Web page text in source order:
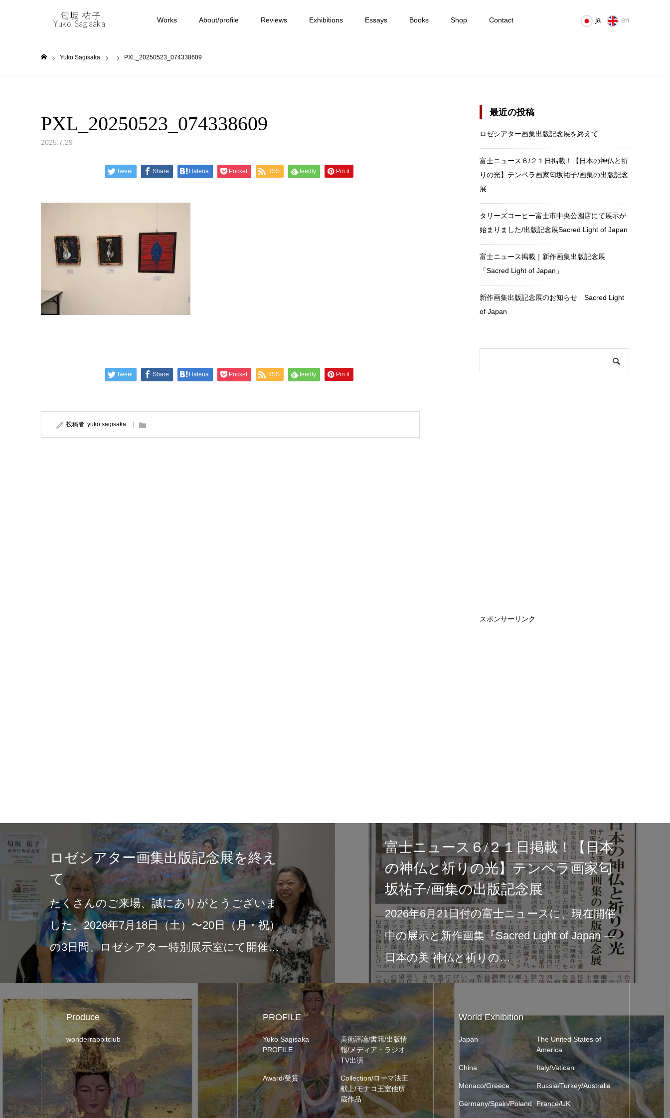
Works About/profile Reviews Exhibitions Essays Books Shop Contact ja en
Yuko Sagisaka PXL_20250523_074338609
PXL_20250523_074338609
2025.7.29
Tweet Share Hatena Pocket RSS feedly Pin it
Tweet Share Hatena Pocket RSS feedly Pin it
投稿者: yuko sagisaka
最近の投稿
ロゼシアター画集出版記念展を終えて
富士ニュース６/２１日掲載！【日本の神仏と祈
りの光】テンペラ画家匂坂祐子/画集の出版記念
展
タリーズコーヒー富士市中央公園店にて展示が
始まりました/出版記念展Sacred Light of Japan
富士ニュース掲載｜新作画集出版記念展
「Sacred Light of Japan」
新作画集出版記念展のお知らせ Sacred Light
of Japan
スポンサーリンク
/２１日掲載！【日本
光】テンペラ画家匂
版記念展
富士ニュースに、現在開催
『Sacred Light of Japan ―
の…
タリーズコーヒー富士市中央公園店
にて展示が始まりました/出版記念展
Sacred Light of Japan
2026年6月1日より、タリーズコーヒー富士市
中央公園店にて作品展示が始まりました。今回
の展示は、新作画集『Sacred Light o…
富士ニュース
念展「Sacred
このたび、富士
念展『Sacred
と祈りの光 ―』
Produce
wonderrabbitclub
PROFILE
Yuko Sagisaka
PROFILE
美術評論/書籍/出版情
報/メディア・ラジオ
TV出演
Award/受賞
Collection/ローマ法王
献上/モナコ王室他所
蔵作品
World Exhibition
Japan
The United States of
America
China Italy/Vatican
Monaco/Greece Russia/Turkey/Australia
Germany/Spain/Poland France/UK